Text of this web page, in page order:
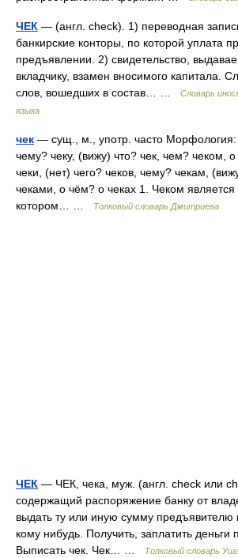
ЧЕК — (англ. check). 1) переводная
банкирские конторы, по которой уплата
предъявлении. 2) свидетельство,
вкладчику, взамен вносимого капитала.
слов, вошедших в состав… …
Словарь
языка
чек — сущ., м., употр. часто Морфология:
чему? чеку, (вижу) что? чек, чем? чеком,
чеки, (нет) чего? чеков, чему? чекам,
чеками, о чём? о чеках 1. Чеком является
котором… …
Толковый словарь Дмитриева
ЧЕК — ЧЕК, чека, муж. (англ. check или
содержащий распоряжение банку от
выдать ту или иную сумму предъявителю
кому нибудь. Получить, заплатить деньги
Выписать чек. Чек… …
Толковый словарь